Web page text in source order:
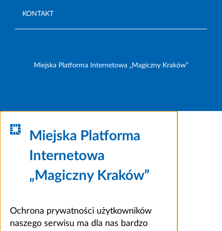
KONTAKT
Miejska Platforma Internetowa „Magiczny Kraków”
Miejska Platforma
Internetowa
„Magiczny Kraków”
Ochrona prywatności użytkowników
naszego serwisu ma dla nas bardzo